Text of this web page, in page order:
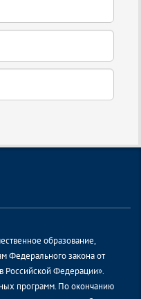
образование,
Федерального закона от
Федерации».
программ. По окончанию